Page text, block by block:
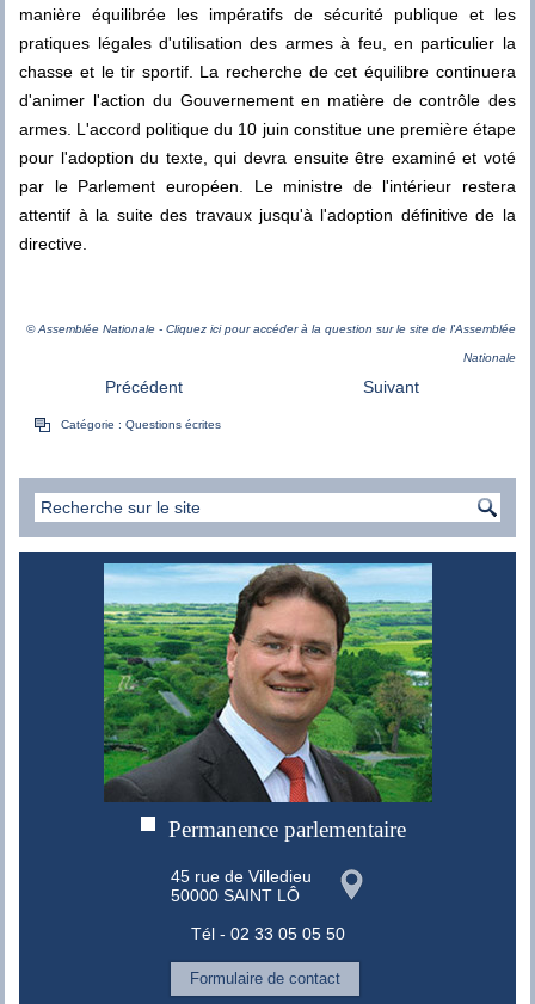
manière équilibrée les impératifs de sécurité publique et les
pratiques légales d'utilisation des armes à feu, en particulier la
chasse et le tir sportif. La recherche de cet équilibre continuera
d'animer l'action du Gouvernement en matière de contrôle des
armes. L'accord politique du 10 juin constitue une première étape
pour l'adoption du texte, qui devra ensuite être examiné et voté
par le Parlement européen. Le ministre de l'intérieur restera
attentif à la suite des travaux jusqu'à l'adoption définitive de la
directive.
© Assemblée Nationale - Cliquez ici pour accéder à la question sur le site de l'Assemblée
Nationale
Précédent Suivant
Catégorie :Questions écrites
Permanence parlementaire
45 rue de Villedieu
50000 SAINT LÔ
Tél - 02 33 05 05 50
Formulaire de contact